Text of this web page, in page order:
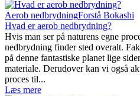
Aerob nedbrydningForstå Bokashi
Hvad er aerob nedbrydning?
Hvis man ser på naturens egne
nedbrydning finder sted overalt.
på denne fantastiske planet lige
materiale. Derudover kan vi også
proces til...
Læs mere